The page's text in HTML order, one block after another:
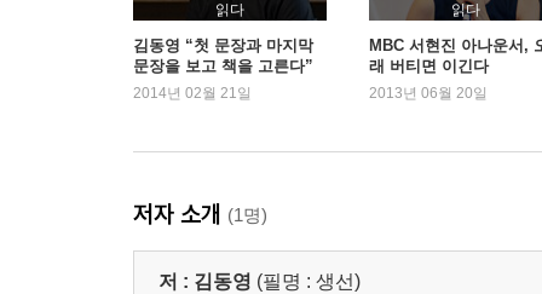
읽다
김동영 “첫 문장과 마지막
문장을 보고 책을 고른다”
2014년 02월 21일
읽다
MBC 서현진 아나운서,
래 버티면 이긴다
2013년 06월 20일
저자 소개 (1명)
저 : 김동영 (필명 : 생선)